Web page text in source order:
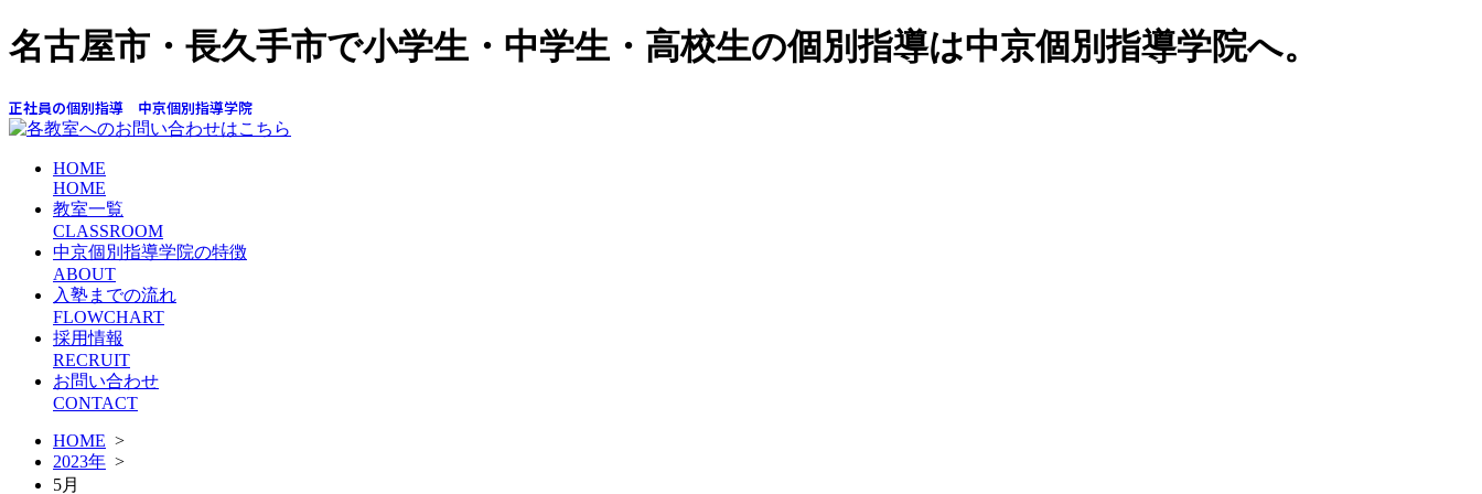
名古屋市・長久手市で小学生・中学生・高校生の個別指導は中京個別指導学院へ。
正社員の個別指導 中京個別指導学院
HOME
HOME
教室一覧
CLASSROOM
中京個別指導学院の特徴
ABOUT
入塾までの流れ
FLOWCHART
採用情報
RECRUIT
お問い合わせ
CONTACT
HOME >
2023年 >
5月